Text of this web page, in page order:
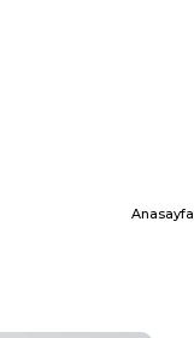
Anasayfa